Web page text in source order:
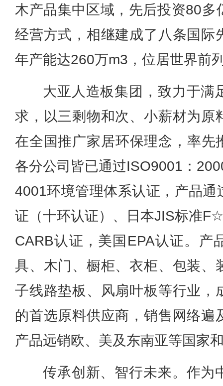
木产品集中区域，先后投资80多
经营方式，相继建成了八条国际
年产能达260万m3，位居世界前
大亚人造板集团，致力于满
求，以三剩物和次、小薪材为原
在全国推广家居环保理念，率先
各分公司皆已通过ISO9001：
4001环境管理体系认证，产品通
证（十环认证）、日本JIS标准
CARB认证，美国EPA认证。产
具、木门、橱柜、衣柜、包装、
子线路垫板、风扇叶板等行业，
的首选原料供应商，销售网络遍
产品远销欧、美及东南亚等国家
传承创新、智行未来。作为